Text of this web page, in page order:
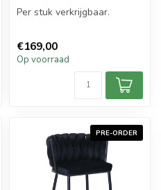
Per stuk verkrijgbaar.
€169,00
Op voorraad
PRE-ORDER